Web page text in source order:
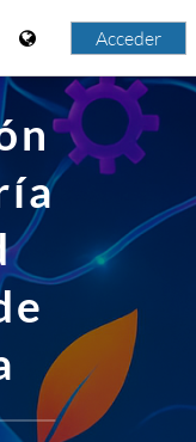
Acceder